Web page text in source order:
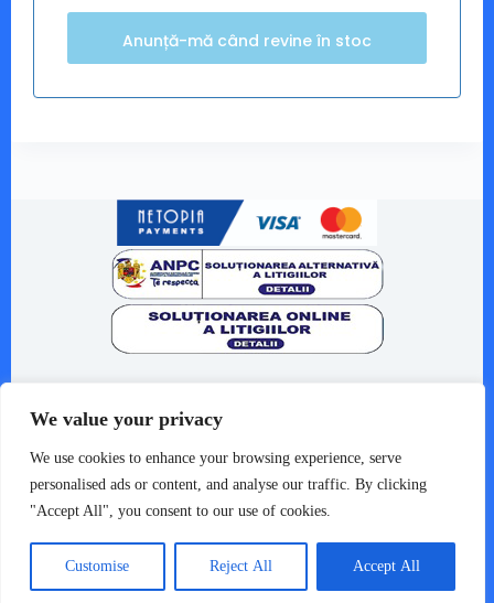
We value your privacy
We use cookies to enhance your browsing experience, serve
personalised ads or content, and analyse our traffic. By clicking
"Accept All", you consent to our use of cookies.
Customise Reject All Accept All
Termeni și condiții
Livrare și retururi
Politica de confidențialitate
Formular retur
Jud. Timiș, Mun. Timișoara, Str. Titan, 4